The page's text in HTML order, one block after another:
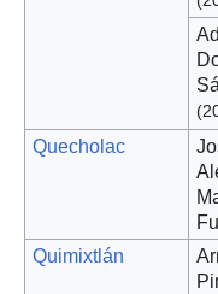
Quecholac
Quimixtlán